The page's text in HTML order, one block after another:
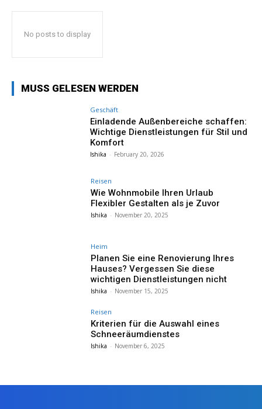
No posts to display
MUSS GELESEN WERDEN
Geschäft
Einladende Außenbereiche schaffen:
Wichtige Dienstleistungen für Stil und
Komfort
Ishika - February 20, 2026
Reisen
Wie Wohnmobile Ihren Urlaub
Flexibler Gestalten als je Zuvor
Ishika - November 20, 2025
Heim
Planen Sie eine Renovierung Ihres
Hauses? Vergessen Sie diese
wichtigen Dienstleistungen nicht
Ishika - November 15, 2025
Reisen
Kriterien für die Auswahl eines
Schneeräumdienstes
Ishika - November 6, 2025